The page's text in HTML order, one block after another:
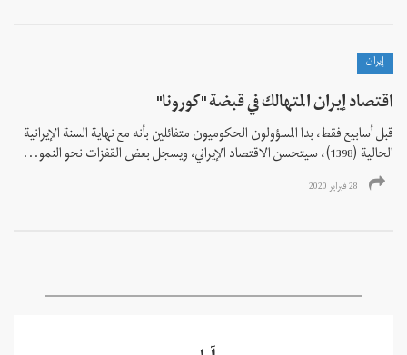
إيران
اقتصاد إيران المتهالك في قبضة "كورونا"
قبل أسابيع فقط، بدا المسؤولون الحكوميون متفائلين بأنه مع نهاية السنة الإيرانية
الحالية (1398)، سيتحسن الاقتصاد الإیراني، ويسجل بعض القفزات نحو النمو...
28 فبراير 2020